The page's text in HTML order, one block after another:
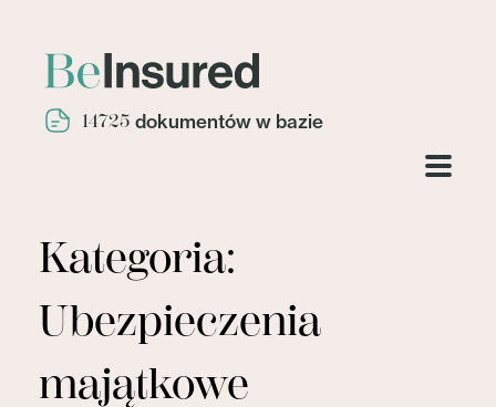
14725 dokumentów w bazie
Kategoria:
Ubezpieczenia
majątkowe